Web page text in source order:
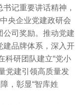
记重要讲话精神，
央企业党建政研会
公司奖励。推动党建
建品牌体系，深入开
科研团队建立“党小
党建引领高质量发
，彰显“智库姓